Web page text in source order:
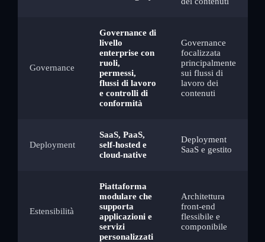
Governance
Governance di
livello
enterprise con
ruoli,
permessi,
flussi di lavoro
e controlli di
conformità
Governance
focalizzata
principalmente
sui flussi di
lavoro dei
contenuti
Deployment
SaaS, PaaS,
self-hosted e
cloud-native
Deployment
SaaS e gestito
Estensibilità
Piattaforma
modulare che
supporta
applicazioni e
servizi
personalizzati
Architettura
front-end
flessibile e
componibile